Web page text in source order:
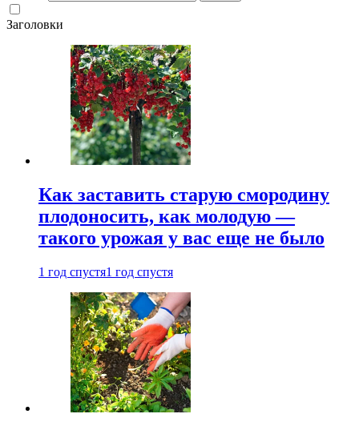
Заголовки
Как заставить старую смородину
плодоносить, как молодую —
такого урожая у вас еще не было
1 год спустя1 год спустя